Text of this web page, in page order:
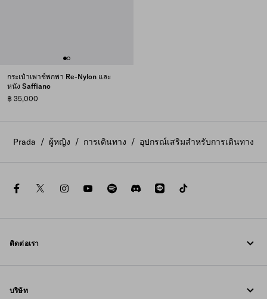
กระเป๋าเพาช์พกพา Re-Nylon และ
หนัง Saffiano
฿ 35,000
Prada / ผู้หญิง / การเดินทาง / อุปกรณ์เสริมสำหรับการเดินทาง
facebooktwitterinstagramyoutubespotifydiscord
line
ติดต่อเรา
บริษัท